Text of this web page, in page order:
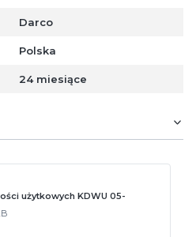
Darco
Polska
24 miesiące
użytkowych KDWU 05-